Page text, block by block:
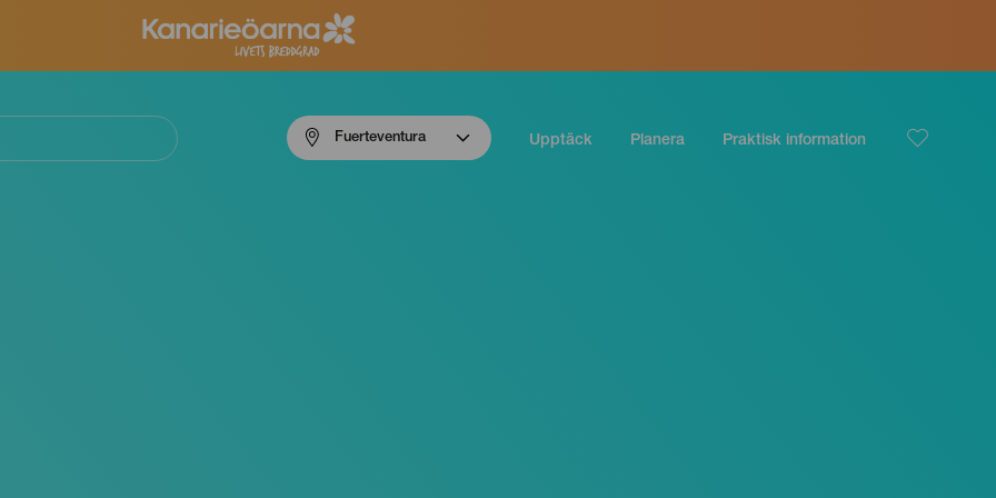
Fuerteventura
Fuerteventura Upptäck Planera Praktisk information